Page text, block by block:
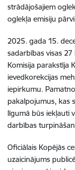
strādājošajiem
oglekļa emisiju
2025. gada 15.
sadarbības visas
Komisija parakstīja
ievedkorekcijas
iepirkumu.
pakalpojumus, kas
līgumā būs iekļauti
darbības
Oficiālais Kopējās
uzaicinājums